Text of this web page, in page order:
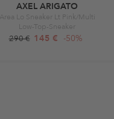
AXEL ARIGATO
Area Lo Sneaker Lt Pink/Multi
Low-Top-Sneaker
290 € 145 € -50%